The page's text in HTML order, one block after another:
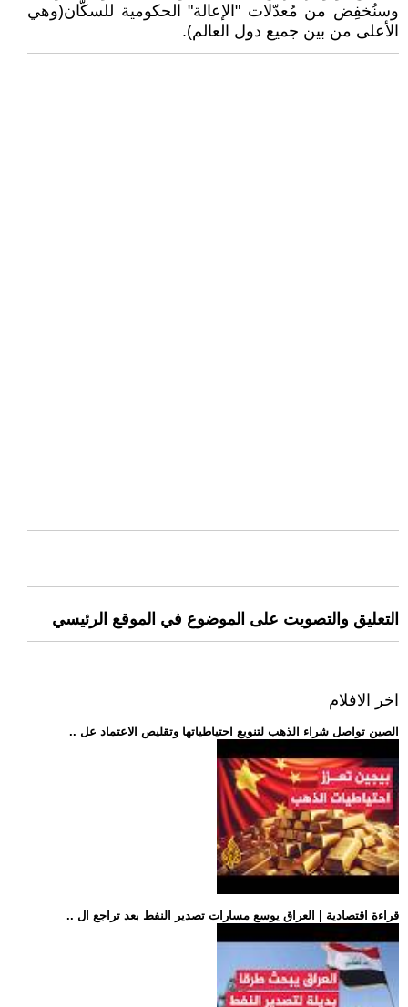
وسنُخفِض من مُعدّلات "الإعالة" الحكومية للسكّان(وهي
الأعلى من بين جميع دول العالم).
التعليق والتصويت على الموضوع في الموقع الرئيسي
اخر الافلام
.. الصين تواصل شراء الذهب لتنويع احتياطياتها وتقليص الاعتماد عل
.. قراءة اقتصادية | العراق يوسع مسارات تصدير النفط بعد تراجع ال